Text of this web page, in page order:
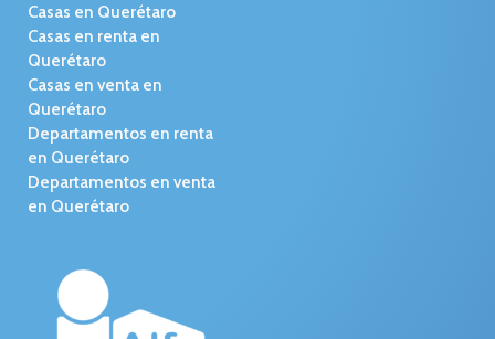
Casas en Querétaro
Casas en renta en
Querétaro
Casas en venta en
Querétaro
Departamentos en renta
en Querétaro
Departamentos en venta
en Querétaro